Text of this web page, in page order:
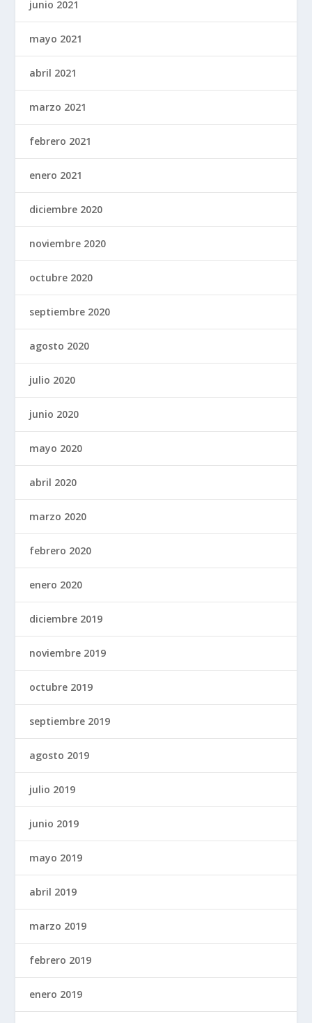
junio 2021
mayo 2021
abril 2021
marzo 2021
febrero 2021
enero 2021
diciembre 2020
noviembre 2020
octubre 2020
septiembre 2020
agosto 2020
julio 2020
junio 2020
mayo 2020
abril 2020
marzo 2020
febrero 2020
enero 2020
diciembre 2019
noviembre 2019
octubre 2019
septiembre 2019
agosto 2019
julio 2019
junio 2019
mayo 2019
abril 2019
marzo 2019
febrero 2019
enero 2019